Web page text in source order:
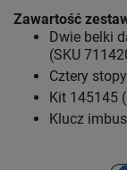
Zawartość
Dwie belki
(SKU
Cztery
Kit 145145
Klucz